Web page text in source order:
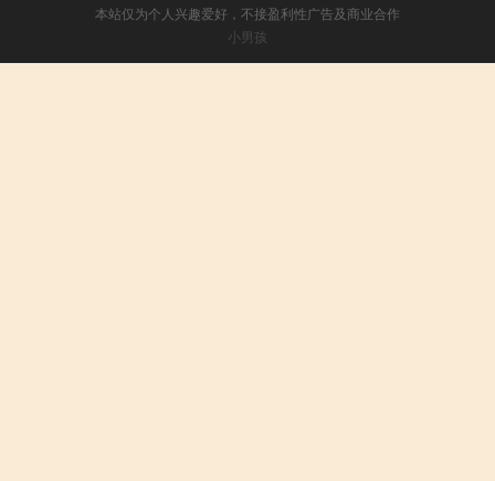
本站仅为个人兴趣爱好，不接盈利性广告及商业合作
小男孩